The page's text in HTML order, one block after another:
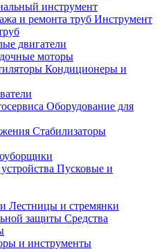
инструмент
Инструмент
двигатели
моторы
Кондиционеры и
Оборудование для
Стабилизаторы
Пусковые и
Лестницы и стремянки
Средства